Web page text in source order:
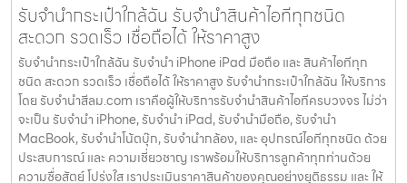
รับจำนำกระเป๋าใกล้ฉัน รับจำนำสินค้าไอทีทุกชนิด
สะดวก รวดเร็ว เชื่อถือได้ ให้ราคาสูง
รับจำนำกระเป๋าใกล้ฉัน รับจำนำ iPhone iPad มือถือ และ สินค้าไอทีทุก
ชนิด สะดวก รวดเร็ว เชื่อถือได้ ให้ราคาสูง รับจำนำกระเป๋าใกล้ฉัน ให้บริการ
โดย รับจํานําสีลม.com เราคือผู้ให้บริการรับจำนำสินค้าไอทีครบวงจร ไม่ว่า
จะเป็น รับจำนำ iPhone, รับจำนำ iPad, รับจำนำมือถือ, รับจำนำ
MacBook, รับจำนำโน้ตบุ๊ก, รับจำนำกล้อง, และ อุปกรณ์ไอทีทุกชนิด ด้วย
ประสบการณ์ และ ความเชี่ยวชาญ เราพร้อมให้บริการลูกค้าทุกท่านด้วย
ความซื่อสัตย์ โปร่งใส เราประเมินราคาสินค้าของคุณอย่างยุติธรรม และ ให้